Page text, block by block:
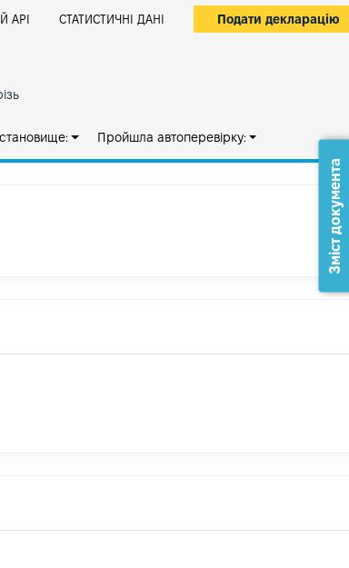
АРІ СТАТИСТИЧНІ ДАНІ Подати декларацію
Пройшла автоперевірку:
Зміст документа